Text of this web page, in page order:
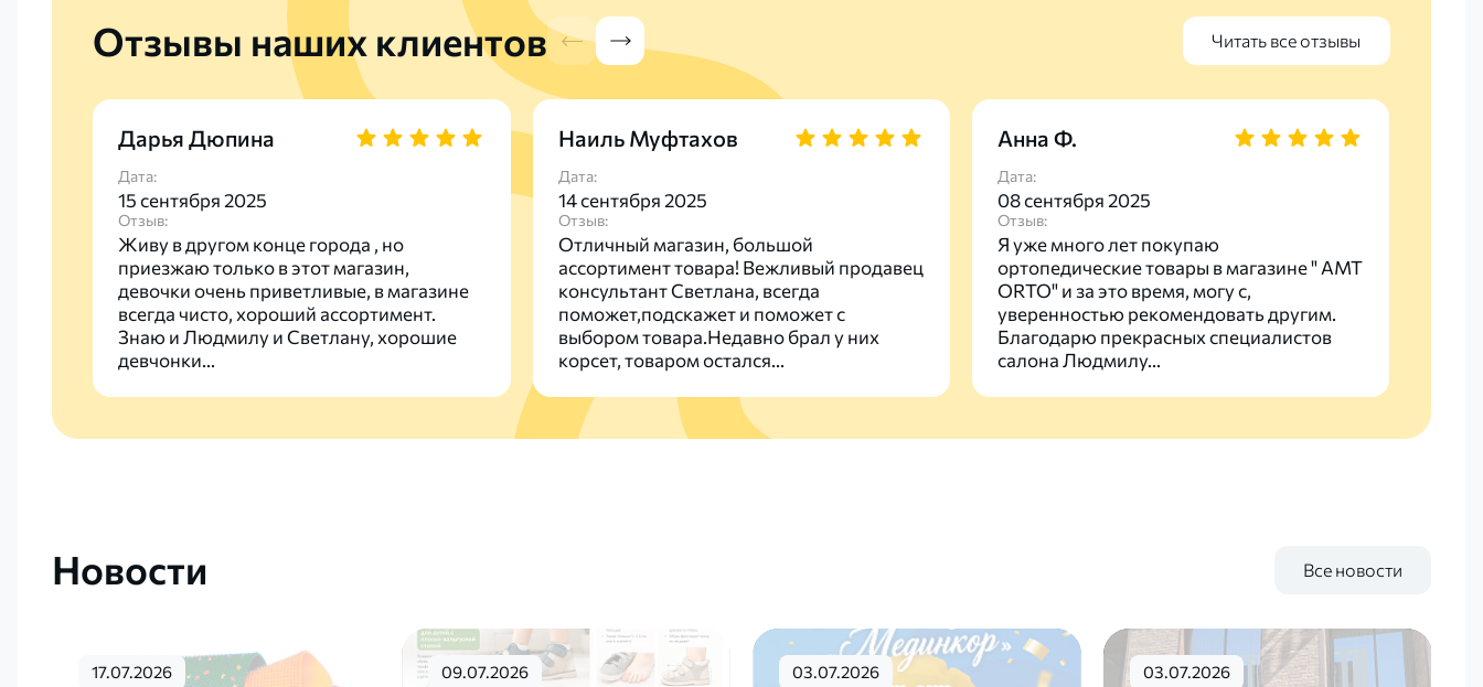
Отзывы наших клиентов Читать все отзывы
Дарья Дюпина
Дата:
15 сентября 2025
Отзыв:
Живу в другом конце города , но
приезжаю только в этот магазин,
девочки очень приветливые, в магазине
всегда чисто, хороший ассортимент.
Знаю и Людмилу и Светлану, хорошие
девчонки...
Наиль Муфтахов
Дата:
14 сентября 2025
Отзыв:
Отличный магазин, большой
ассортимент товара! Вежливый продавец
консультант Светлана, всегда
поможет,подскажет и поможет с
выбором товара.Недавно брал у них
корсет, товаром остался...
Анна Ф.
Дата:
08 сентября 2025
Отзыв:
Я уже много лет покупаю
ортопедические товары в магазине " AMT
ORTO" и за это время, могу с,
уверенностью рекомендовать другим.
Благодарю прекрасных специалистов
салона Людмилу...
Новости Все новости
17.07.2026 09.07.2026 03.07.2026 03.07.2026